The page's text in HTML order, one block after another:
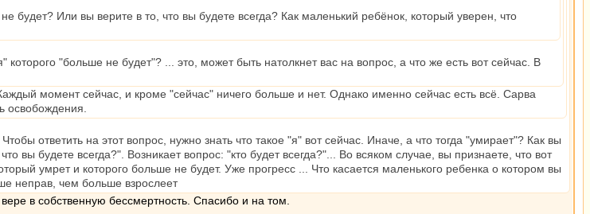
будет? Или вы верите в то, что вы будете всегда? Как маленький ребёнок, который уверен, что
которого "больше не будет"? ... это, может быть натолкнет вас на вопрос, а что же есть вот сейчас. В
момент сейчас, и кроме "сейчас" ничего больше и нет. Однако именно сейчас есть всё. Сарва
освобождения.
ответить на этот вопрос, нужно знать что такое "я" вот сейчас. Иначе, а что тогда "умирает"? Как вы
вы будете всегда?". Возникает вопрос: "кто будет всегда?"... Во всяком случае, вы признаете, что вот
умрет и которого больше не будет. Уже прогресс ... Что касается маленького ребенка о котором вы
неправ, чем больше взрослеет
в собственную бессмертность. Спасибо и на том.